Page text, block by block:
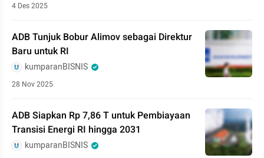
4 Des 2025
ADB Tunjuk Bobur Alimov sebagai Direktur
Baru untuk RI
kumparanBISNIS
28 Nov 2025
ADB Siapkan Rp 7,86 T untuk Pembiayaan
Transisi Energi RI hingga 2031
kumparanBISNIS